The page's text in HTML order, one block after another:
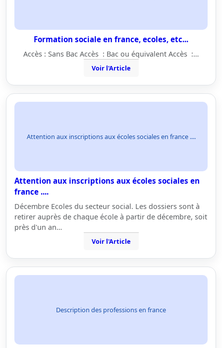
Formation sociale en france, ecoles, etc...
Accès : Sans Bac Accès : Bac ou équivalent Accès :…
Voir l'Article
Attention aux inscriptions aux écoles sociales en france ....
Attention aux inscriptions aux écoles sociales en
france ....
Décembre Ecoles du secteur social. Les dossiers sont à
retirer auprès de chaque école à partir de décembre, soit
près d'un an…
Voir l'Article
Description des professions en france